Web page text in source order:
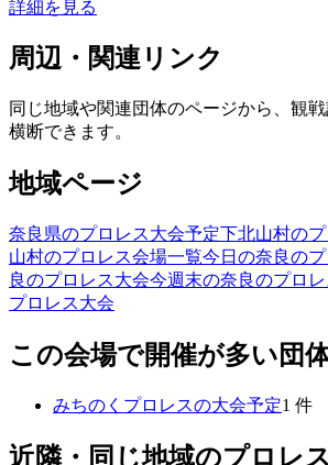
詳細を見る
周辺・関連リンク
同じ地域や関連団体のページから、観
横断できます。
地域ページ
奈良県のプロレス大会予定下北山村の
山村のプロレス会場一覧今日の奈良の
良のプロレス大会今週末の奈良のプロ
プロレス大会
この会場で開催が多い団
みちのくプロレスの大会予定1 件
近隣・同じ地域のプロレ